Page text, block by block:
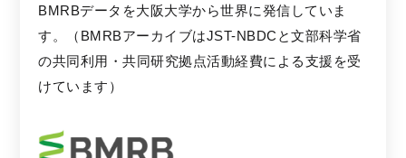
BMRBデータを大阪大学から世界に発信していま
す。（BMRBアーカイブはJST-NBDCと文部科学省
の共同利用・共同研究拠点活動経費による支援を受
けています）